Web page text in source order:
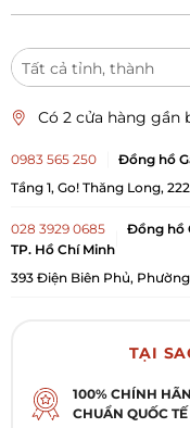
Tất cả tỉnh, thành
Có 2 cửa hàng gần
0983 565 250
Đồng hồ
Tầng 1, Go! Thăng Long,
028 3929 0685
Đồng hồ
TP. Hồ Chí Minh
393 Điện Biên Phủ,
TẠI
100% CHÍNH
CHUẨN QUỐC TẾ